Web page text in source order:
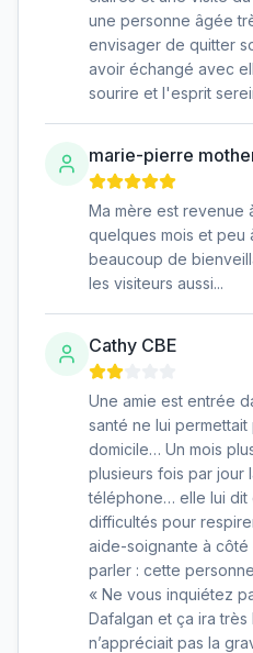
une personne âgée
envisager de quitter
avoir échangé avec
sourire et l'esprit
marie-pierre
Ma mère est revenue
quelques mois et peu
beaucoup de
les visiteurs aussi...
Cathy CBE
Une amie est entrée
santé ne lui
domicile… Un mois
plusieurs fois par jour
téléphone… elle lui dit
difficultés pour
aide-soignante à côté
parler : cette
« Ne vous inquiétez
Dafalgan et ça ira très
n’appréciait pas la